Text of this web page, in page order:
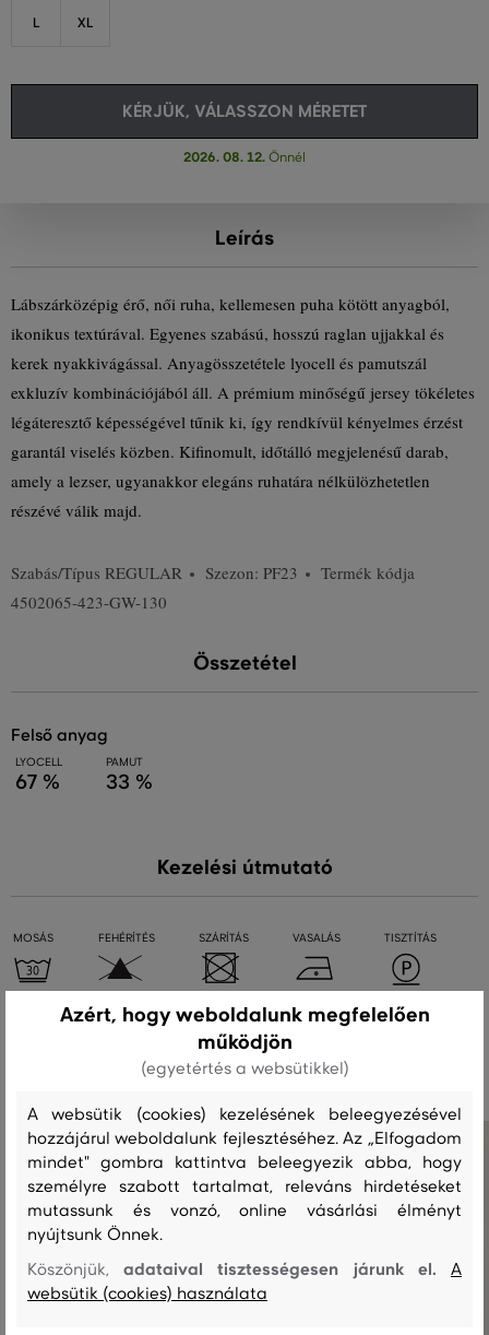
L XL
KÉRJÜK, VÁLASSZON MÉRETET
2026. 08. 12. Önnél
Leírás
Lábszárközépig érő, női ruha, kellemesen puha kötött anyagból,
ikonikus textúrával. Egyenes szabású, hosszú raglan ujjakkal és
kerek nyakkivágással. Anyagösszetétele lyocell és pamutszál
exkluzív kombinációjából áll. A prémium minőségű jersey tökéletes
légáteresztő képességével tűnik ki, így rendkívül kényelmes érzést
garantál viselés közben. Kifinomult, időtálló megjelenésű darab,
amely a lezser, ugyanakkor elegáns ruhatára nélkülözhetetlen
részévé válik majd.
Szabás/Típus REGULAR Szezon: PF23
Termék kódja
4502065-423-GW-130
Összetétel
felső anyag
LYOCELL
67 %
PAMUT
33 %
Kezelési útmutató
MOSÁS FEHÉRÍTÉS SZÁRÍTÁS VASALÁS TISZTÍTÁS
Ajánlott termékek
Azért, hogy weboldalunk megfelelően
működjön
(egyetértés a websütikkel)
A websütik (cookies) kezelésének beleegyezésével
hozzájárul weboldalunk fejlesztéséhez. Az „Elfogadom
mindet" gombra kattintva beleegyezik abba, hogy
személyre szabott tartalmat, releváns hirdetéseket
mutassunk és vonzó, online vásárlási élményt
nyújtsunk Önnek.
Köszönjük,adataival tisztességesen járunk el.A
websütik (cookies) használata